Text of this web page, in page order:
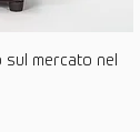
sul mercato nel